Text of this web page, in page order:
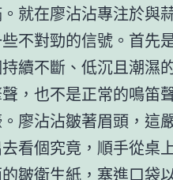
就在廖沾沾專注於與
不對勁的信號。首先
持續不斷、低沉且潮
，也不是正常的鳴笛
廖沾沾皺著眉頭，這
看個究竟，順手從桌
皺衛生紙，塞進口袋